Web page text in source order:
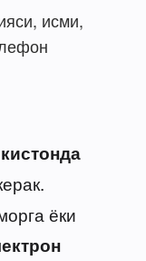
исми,
ёки